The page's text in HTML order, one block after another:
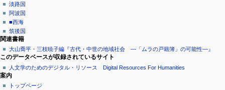
淡路国
阿波国
■西海
筑後国
関連書籍
大山喬平・三枝暁子編『古代・中世の地域社会 ―「ムラの戸籍簿」の可能性―』
このデータベースが収録されているサイト
人文学のためのデジタル・リソース Digital Resources For Humanities
案内
トップページ